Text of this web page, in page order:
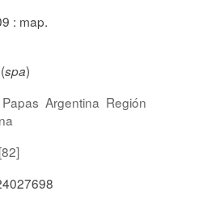
: map.
spa)
Papas Argentina Región